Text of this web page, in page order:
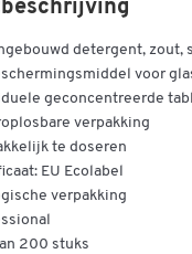
detergent, zout,
voor
geconcentreerde
verpakking
te doseren
EU Ecolabel
verpakking
200 stuks